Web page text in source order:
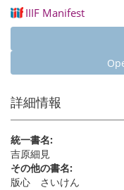
IIIF Manifest
詳細情報
統一書名:
吉原細見
その他の書名:
版心 さいけん